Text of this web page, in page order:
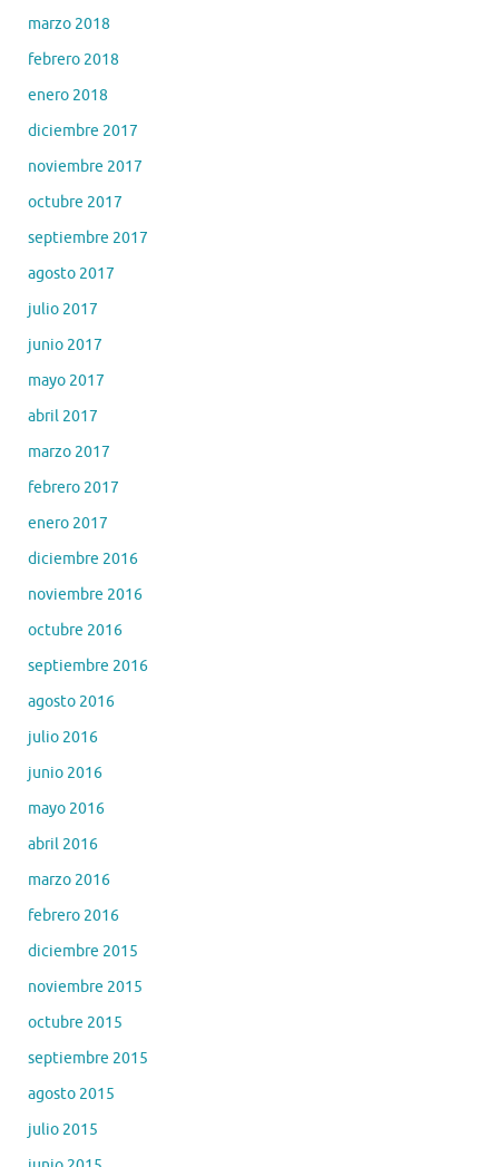
marzo 2018
febrero 2018
enero 2018
diciembre 2017
noviembre 2017
octubre 2017
septiembre 2017
agosto 2017
julio 2017
junio 2017
mayo 2017
abril 2017
marzo 2017
febrero 2017
enero 2017
diciembre 2016
noviembre 2016
octubre 2016
septiembre 2016
agosto 2016
julio 2016
junio 2016
mayo 2016
abril 2016
marzo 2016
febrero 2016
diciembre 2015
noviembre 2015
octubre 2015
septiembre 2015
agosto 2015
julio 2015